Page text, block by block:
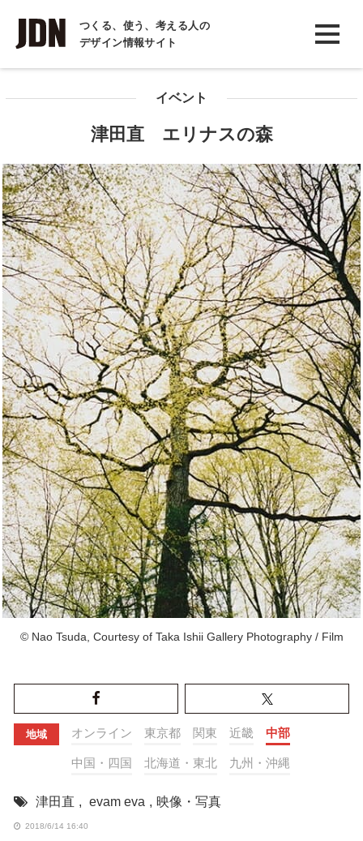
つくる、使う、考える人の
デザイン情報サイト
INTERVIEW
インタビュー
コラム
イベント
津田直 エリナスの森
© Nao Tsuda, Courtesy of Taka Ishii Gallery Photography / Film
地域 オンライン 東京都 関東 近畿 中部
中国・四国 北海道・東北 九州・沖縄
津田直 , evam eva , 映像・写真
2018/6/14 16:40